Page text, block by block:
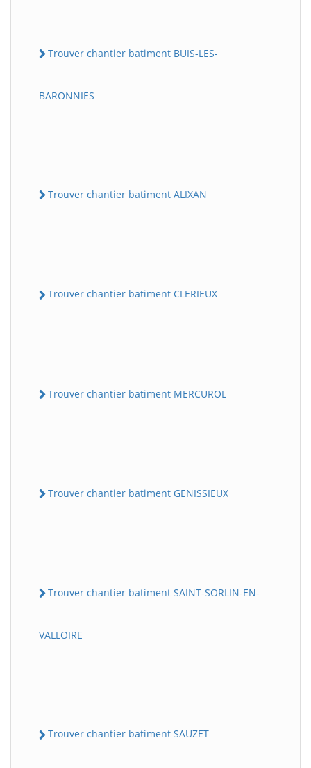
Trouver chantier batiment BUIS-LES-
BARONNIES
Trouver chantier batiment ALIXAN
Trouver chantier batiment CLERIEUX
Trouver chantier batiment MERCUROL
Trouver chantier batiment GENISSIEUX
Trouver chantier batiment SAINT-SORLIN-EN-
VALLOIRE
Trouver chantier batiment SAUZET